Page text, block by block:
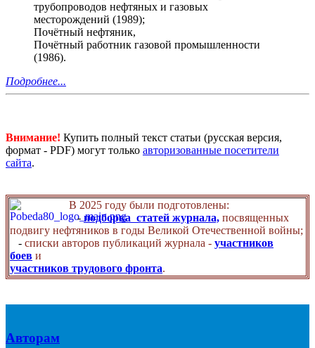
трубопроводов нефтяных и газовых
месторождений (1989);
Почётный нефтяник,
Почётный работник газовой промышленности
(1986).
Подробнее...
Внимание! Купить полный текст статьи (русская версия,
формат - PDF) могут только авторизованные посетители
сайта.
В 2025 году были подготовлены:
- подборка статей журнала, посвященных
подвигу нефтяников в годы Великой Отечественной войны;
- списки авторов публикаций журнала - участников
боев и
участников трудового фронта.
Авторам